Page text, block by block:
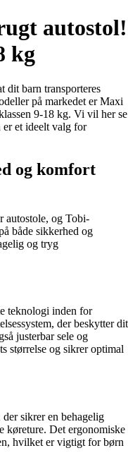
autostol!
kg
dit barn transporteres
på markedet er Maxi
9-18 kg. Vi vil her se
et ideelt valg for
og komfort
autostole, og Tobi-
både sikkerhed og
og tryg
teknologi inden for
der beskytter dit
justerbar sele og
størrelse og sikrer optimal
sikrer en behagelig
køreture. Det ergonomiske
hvilket er vigtigt for børn